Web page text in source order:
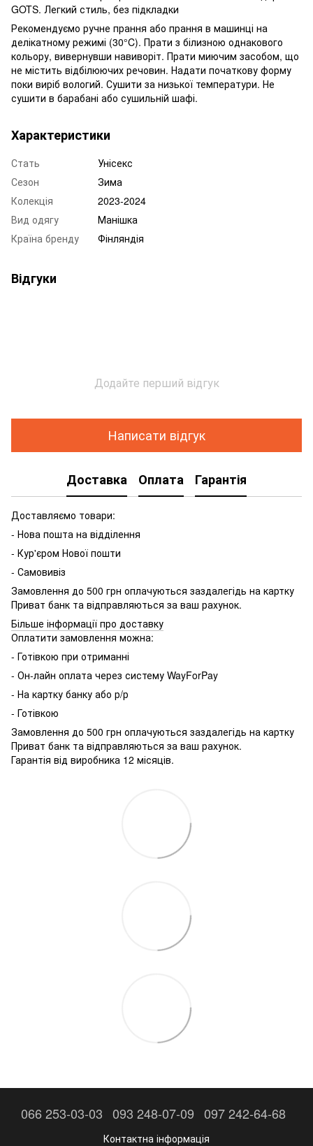
GOTS. Легкий стиль, без підкладки
Рекомендуємо ручне прання або прання в машинці на
делікатному режимі (30°C). Прати з білизною однакового
кольору, вивернувши навиворіт. Прати миючим засобом, що
не містить відбілюючих речовин. Надати початкову форму
поки виріб вологий. Сушити за низької температури. Не
сушити в барабані або сушильній шафі.
Характеристики
Стать
Унісекс
Сезон
Зима
Колекція
2023-2024
Вид одягу
Манішка
Країна бренду
Фінляндія
Відгуки
Додайте перший відгук
Написати відгук
Доставка Оплата Гарантія
Доставляємо товари:
- Нова пошта на відділення
- Кур'єром Нової пошти
- Самовивіз
Замовлення до 500 грн оплачуються заздалегідь на картку
Приват банк та відправляються за ваш рахунок.
Більше інформації про доставку
Оплатити замовлення можна:
- Готівкою при отриманні
- Он-лайн оплата через систему WayForPay
- На картку банку або р/р
- Готівкою
Замовлення до 500 грн оплачуються заздалегідь на картку
Приват банк та відправляються за ваш рахунок.
Гарантія від виробника 12 місяців.
066 253-03-03 093 248-07-09 097 242-64-68
Контактна інформація